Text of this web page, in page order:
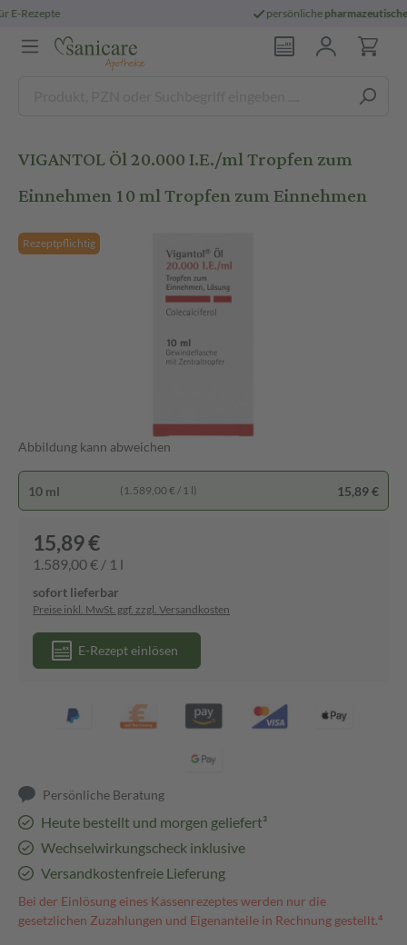
pharmazeutische Beratung
VIGANTOL Öl 20.000 I.E./ml Tropfen zum
Einnehmen 10 ml Tropfen zum Einnehmen
Rezeptpflichtig
Abbildung kann abweichen
10 ml (1.589,00 € / 1 l) 15,89 €
15,89 €
1.589,00 € / 1 l
sofort lieferbar
Preise inkl. MwSt. ggf. zzgl. Versandkosten
E-Rezept einlösen
Persönliche Beratung
Heute bestellt und morgen geliefert³
Wechselwirkungscheck inklusive
Versandkostenfreie Lieferung
Bei der Einlösung eines Kassenrezeptes werden nur die
gesetzlichen Zuzahlungen und Eigenanteile in Rechnung gestellt.⁴